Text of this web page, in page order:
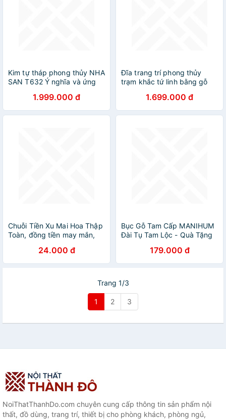
Kim tự tháp phong thủy NHA
SAN T632 Ý nghĩa và ứng
1.999.000 đ
Đĩa trang trí phong thủy
trạm khắc tứ linh bằng gỗ
40×4cm1.699.000 đ
Chuỗi Tiền Xu Mai Hoa Thập
Toàn, đồng tiền may mắn,
24.000 đ
Bục Gỗ Tam Cấp MANIHUM
Đài Tụ Tam Lộc - Quà Tặng
Tài - BTL-01179.000 đ
Trang 1/3
1 2 3
NoiThatThanhDo.com chuyên cung cấp thông tin sản phẩm nội
thất, đồ dùng, trang trí, thiết bị cho phòng khách, phòng ngủ,